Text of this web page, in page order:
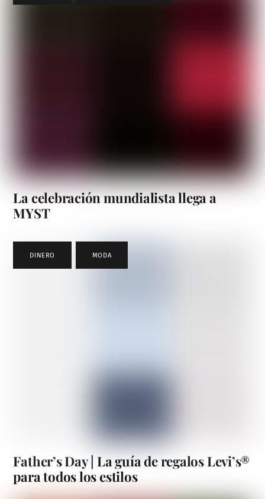
La celebración mundialista llega a
MYST
DINERO MODA
Father’s Day | La guía de regalos Levi’s®
para todos los estilos